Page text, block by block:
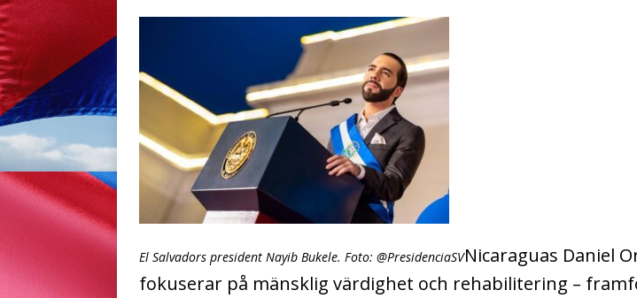
El Salvadors president Nayib Bukele. Foto: @PresidenciaSVNicaraguas Daniel
fokuserar på mänsklig värdighet och rehabilitering –